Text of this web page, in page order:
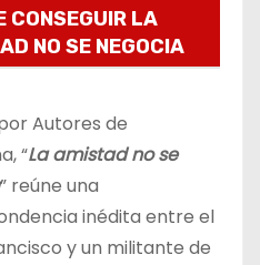
CONSEGUIR LA
NO SE NEGOCIA
Autores de
“La amistad no se
” reúne una
inédita entre el
y un militante de